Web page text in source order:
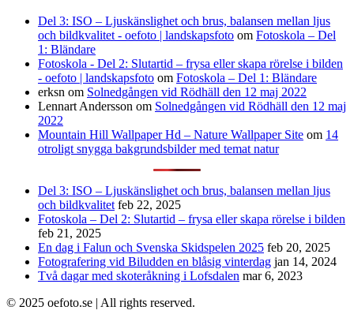
Del 3: ISO – Ljuskänslighet och brus, balansen mellan ljus
och bildkvalitet - oefoto | landskapsfoto om Fotoskola – Del
1: Bländare
Fotoskola - Del 2: Slutartid – frysa eller skapa rörelse i bilden
- oefoto | landskapsfoto om Fotoskola – Del 1: Bländare
erksn om Solnedgången vid Rödhäll den 12 maj 2022
Lennart Andersson om Solnedgången vid Rödhäll den 12 maj
2022
Mountain Hill Wallpaper Hd – Nature Wallpaper Site om 14
otroligt snygga bakgrundsbilder med temat natur
Del 3: ISO – Ljuskänslighet och brus, balansen mellan ljus
och bildkvalitet feb 22, 2025
Fotoskola – Del 2: Slutartid – frysa eller skapa rörelse i bilden
feb 21, 2025
En dag i Falun och Svenska Skidspelen 2025 feb 20, 2025
Fotografering vid Biludden en blåsig vinterdag jan 14, 2024
Två dagar med skoteråkning i Lofsdalen mar 6, 2023
© 2025 oefoto.se | All rights reserved.